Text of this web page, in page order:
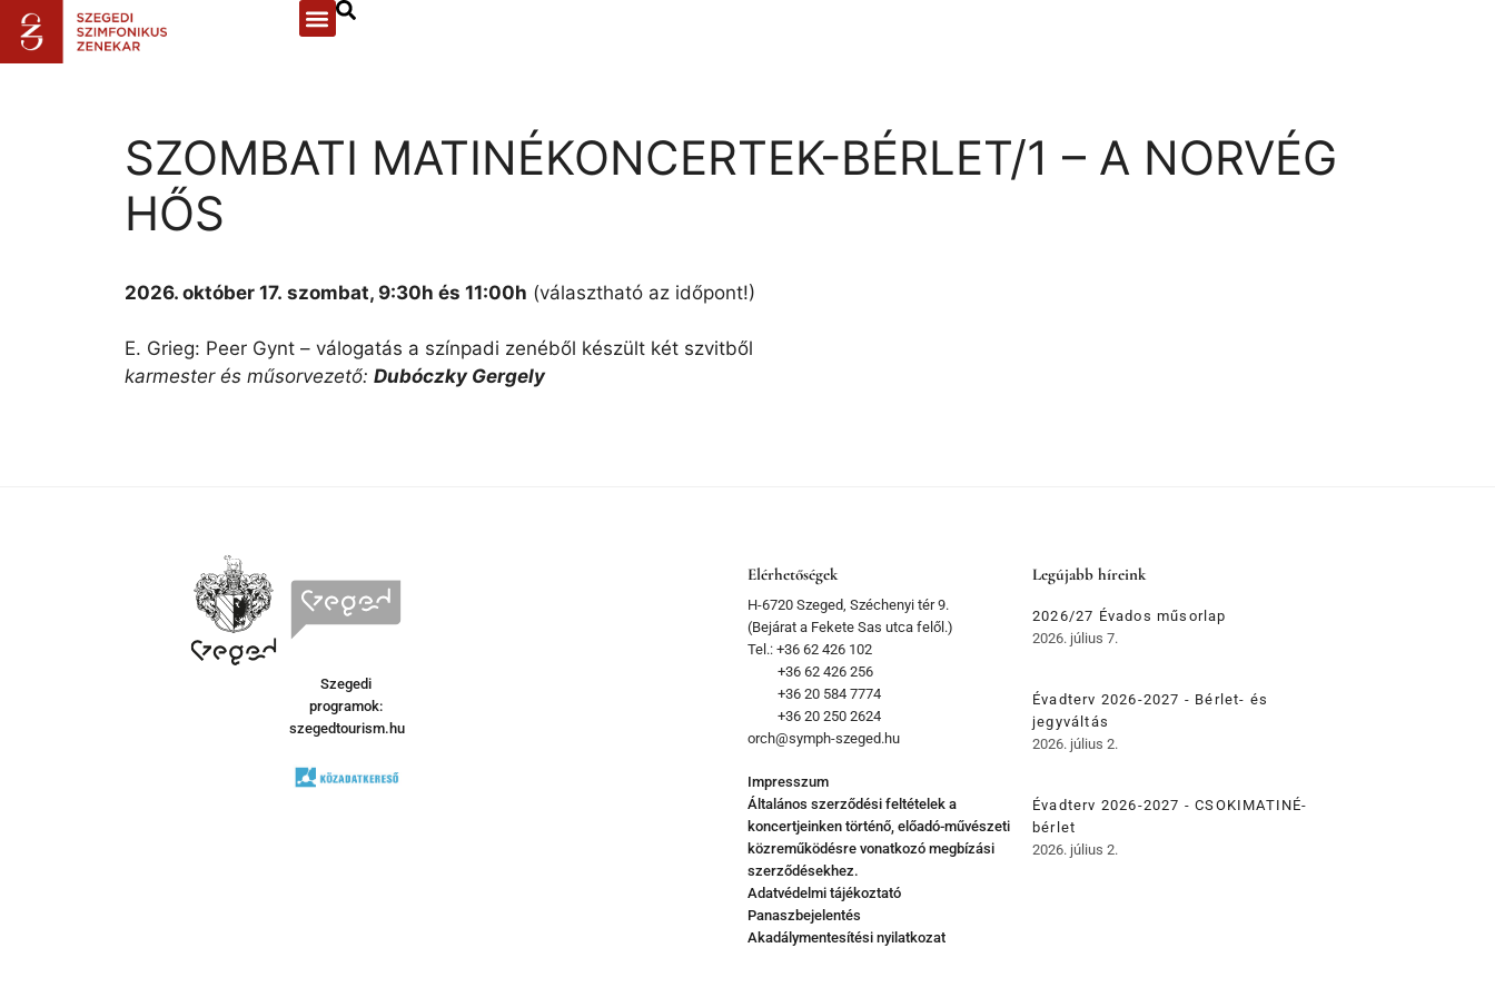
SZOMBATI MATINÉKONCERTEK-BÉRLET/1 – A NORVÉG
HŐS
2026. október 17. szombat, 9:30h és 11:00h (választható az időpont!)
E. Grieg: Peer Gynt – válogatás a színpadi zenéből készült két szvitből
karmester és műsorvezető: Dubóczky Gergely
Szegedi
programok:
szegedtourism.hu
Elérhetőségek
H-6720 Szeged, Széchenyi tér 9.
(Bejárat a Fekete Sas utca felől.)
Tel.: +36 62 426 102
+36 62 426 256
+36 20 584 7774
+36 20 250 2624
orch@symph-szeged.hu
Impresszum
Általános szerződési feltételek a
koncertjeinken történő, előadó-művészeti
közreműködésre vonatkozó megbízási
szerződésekhez.
Adatvédelmi tájékoztató
Panaszbejelentés
Akadálymentesítési nyilatkozat
Legújabb híreink
2026/27 Évados műsorlap
2026. július 7.
Évadterv 2026-2027 - Bérlet- és
jegyváltás
2026. július 2.
Évadterv 2026-2027 - CSOKIMATINÉ-
bérlet
2026. július 2.